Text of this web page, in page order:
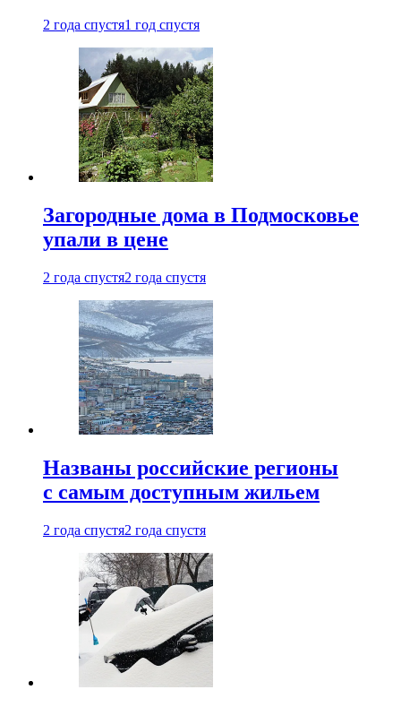
2 года спустя1 год спустя
Загородные дома в Подмосковье
упали в цене
2 года спустя2 года спустя
Названы российские регионы
с самым доступным жильем
2 года спустя2 года спустя